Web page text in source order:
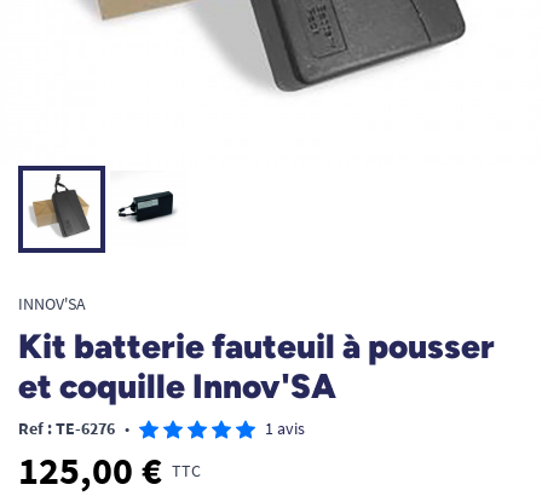
INNOV'SA
Kit batterie fauteuil à pousser
et coquille Innov'SA
Ref : TE-6276 • 1 avis
125,00 € TTC